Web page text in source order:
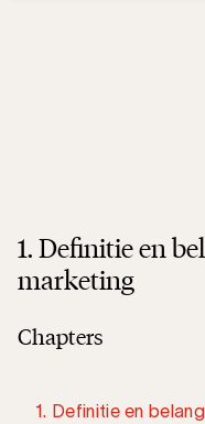
1. Definitie en
marketing
Chapters
1. Definitie en